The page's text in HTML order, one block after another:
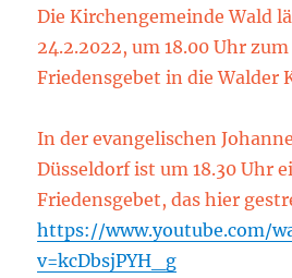
Die Kirchengemeinde Wald
24.2.2022, um 18.00 Uhr
Friedensgebet in die Walder
In der evangelischen
Düsseldorf ist um 18.30 Uhr
Friedensgebet, das hier
https://www.youtube.com/
v=kcDbsjPYH_g